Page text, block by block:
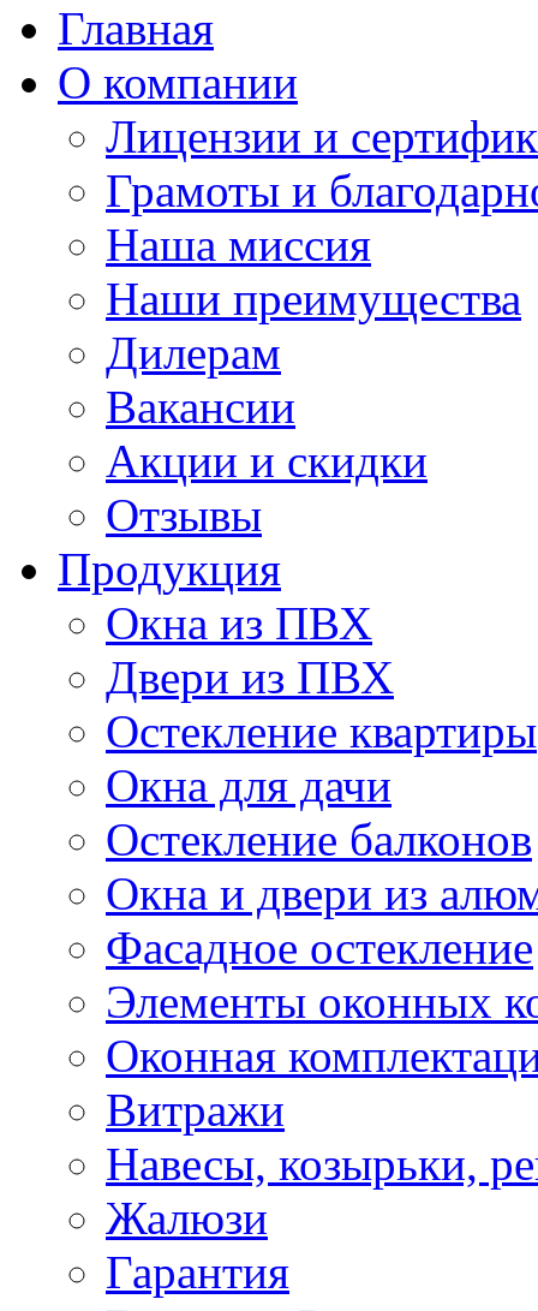
Главная
О компании
Лицензии и
Грамоты и
Наша миссия
Наши преимущества
Дилерам
Вакансии
Акции и скидки
Отзывы
Продукция
Окна из ПВХ
Двери из ПВХ
Остекление квартиры
Окна для дачи
Остекление балконов
Окна и двери из
Фасадное остекление
Элементы оконных
Оконная
Витражи
Навесы, козырьки,
Жалюзи
Гарантия